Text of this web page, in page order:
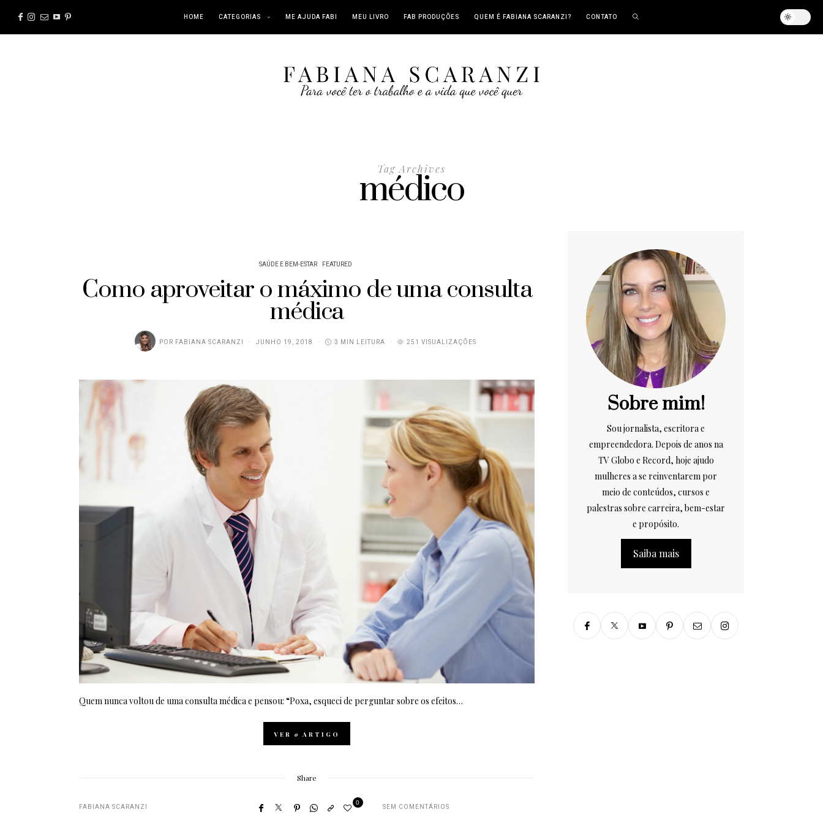
HOME CATEGORIAS ME AJUDA FABI MEU LIVRO FAB PRODUÇÕES QUEM É FABIANA SCARANZI? CONTATO
Tag Archives
médico
SAÚDE E BEM-ESTAR FEATURED
Como aproveitar o máximo de uma consulta
médica
POR FABIANA SCARANZI JUNHO 19, 2018 3 MIN LEITURA 251 VISUALIZAÇÕES
Quem nunca voltou de uma consulta médica e pensou: “Poxa, esqueci de perguntar sobre os efeitos…
VER o ARTIGO
Share
FABIANA SCARANZI
0
SEM COMENTÁRIOS
Sobre mim!
Sou jornalista, escritora e
empreendedora. Depois de anos na
TV Globo e Record, hoje ajudo
mulheres a se reinventarem por
meio de conteúdos, cursos e
palestras sobre carreira, bem-estar
e propósito.
Saiba mais